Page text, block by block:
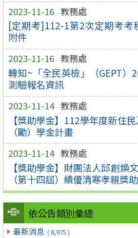
2023-11-16 教務處
[定期考]112-1第2次定期考考
附件
2023-11-16 教務處
轉知~「全民英檢」（GEPT）
測驗報名資訊
2023-11-14 教務處
【獎助學金】112學年度新住
（勵）學金計畫
2023-11-14 教務處
【獎助學金】財團法人邱創煥
（第十四屆）績優清寒孝親獎
依公告類別彙總
最新消息 ( 8,975 )